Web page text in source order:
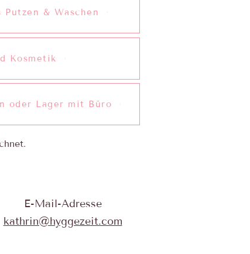
& Waschen
Kosmetik
oder Lager mit Büro
E-Mail-Adresse
kathrin@hyggezeit.com